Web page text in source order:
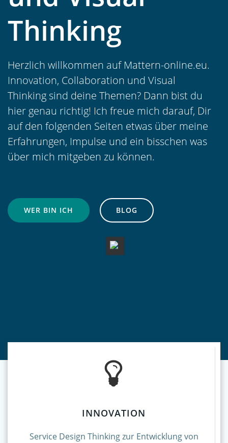
Thinking
Herzlich willkommen auf Mattern-online.eu.
Innovation, Collaboration und Visual
Thinking sind deine Themen? Dann bist du
hier genau richtig! Ich freue mich darauf, Dir
auf den folgenden Seiten etwas über meine
Erfahrungen, Impulse und ein bisschen was
über mich mitgeben zu können.
WER BIN ICH BLOG
INNOVATION
Service Design Thinking zur Entwicklung von